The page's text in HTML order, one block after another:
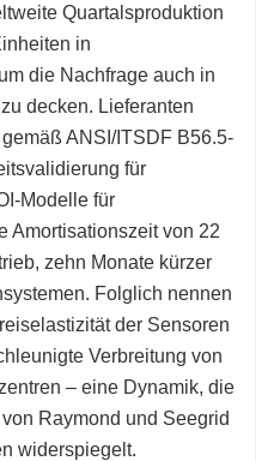
Quartalsproduktion
in
die Nachfrage auch in
decken. Lieferanten
ANSI/ITSDF B56.5-
für
Modelle für
Amortisationszeit von 22
zehn Monate kürzer
Folglich nennen
der Sensoren
Verbreitung von
– eine Dynamik, die
Raymond und Seegrid
widerspiegelt.